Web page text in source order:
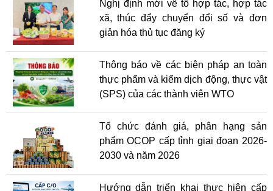
Nghị định mới về tổ hợp tác, hợp tác
xã, thúc đẩy chuyển đổi số và đơn
giản hóa thủ tục đăng ký
Thông báo về các biện pháp an toàn
thực phẩm và kiểm dịch động, thực vật
(SPS) của các thành viên WTO
Tổ chức đánh giá, phân hạng sản
phẩm OCOP cấp tỉnh giai đoạn 2026-
2030 và năm 2026
Hướng dẫn triển khai thực hiện cấp